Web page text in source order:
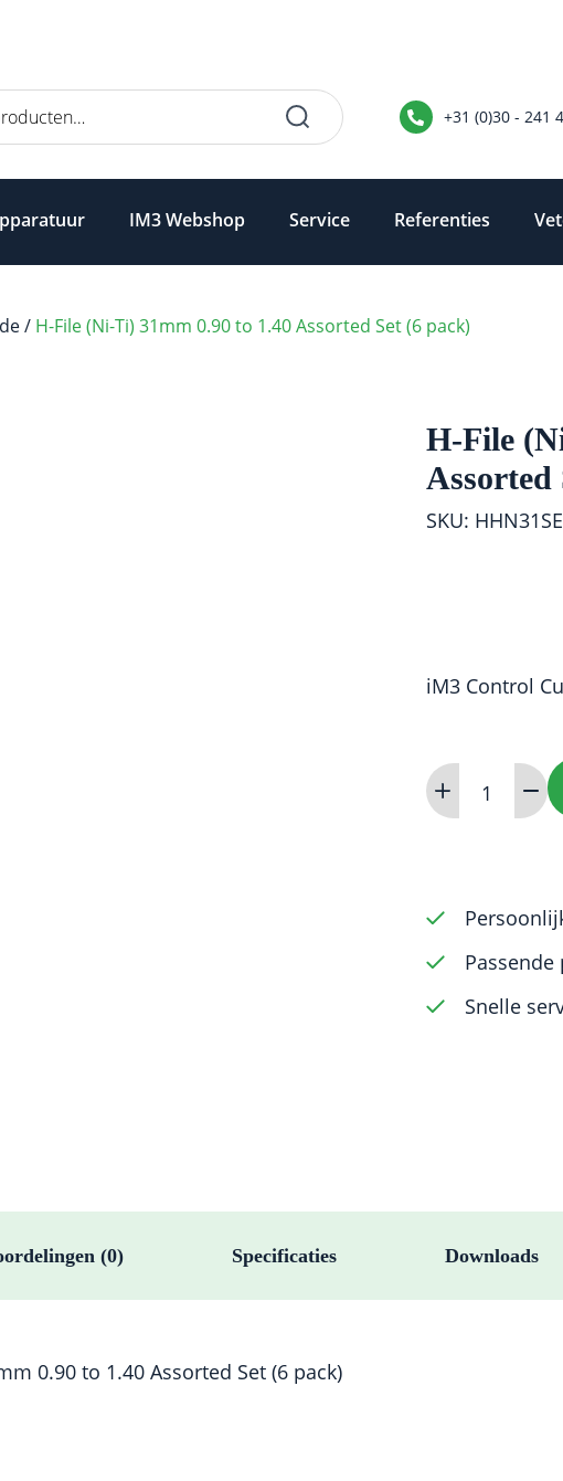
+31 (0)30 - 241
IM3 Webshop Service Referenties
/ H-File (Ni-Ti) 31mm 0.90 to 1.40 Assorted Set (6 pack)
H-File
Assorted
SKU:
iM3 Control
H-
File
31mm
to
1.40 Snelle
(0) Specificaties Downloads
0.90 to 1.40 Assorted Set (6 pack)